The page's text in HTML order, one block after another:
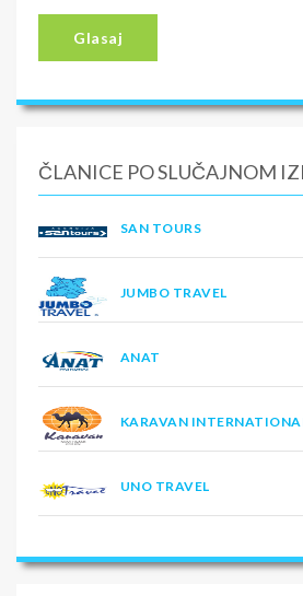
Glasaj
ČLANICE PO SLUČAJNOM
SAN TOURS
JUMBO TRAVEL
ANAT
KARAVAN
UNO TRAVEL